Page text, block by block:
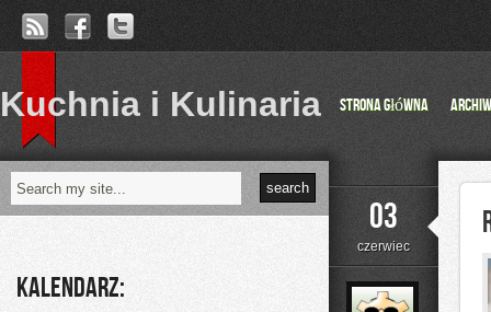
Kuchnia i Kulinaria Strona główna
03
czerwiec
Kalendarz: